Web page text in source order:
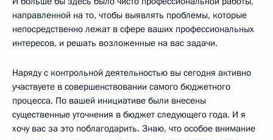
направленной на то, чтобы выявлять проблемы, которые
непосредственно лежат в сфере ваших профессиональных
интересов, и решать возложенные на вас задачи.
Наряду с контрольной деятельностью вы сегодня активно
участвуете в совершенствовании самого бюджетного
процесса. По вашей инициативе были внесены
существенные уточнения в бюджет следующего года. И я
хочу вас за это поблагодарить. Знаю, что особое внимание